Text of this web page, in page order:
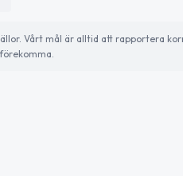
Vårt mål är alltid att rapportera